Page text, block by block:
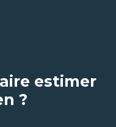
estimer
?